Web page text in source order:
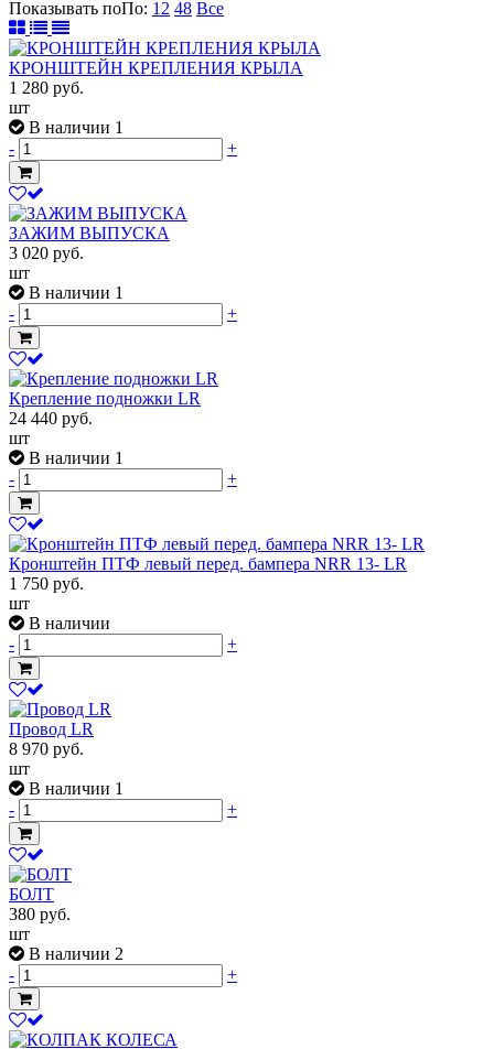
Показывать поПо: 12 48 Все
КРОНШТЕЙН КРЕПЛЕНИЯ КРЫЛА
1 280 руб.
шт
В наличии 1
-
+
ЗАЖИМ ВЫПУСКА
3 020 руб.
шт
В наличии 1
-
+
Крепление подножки LR
24 440 руб.
шт
В наличии 1
-
+
Кронштейн ПТФ левый перед. бампера NRR 13- LR
1 750 руб.
шт
В наличии
-
+
Провод LR
8 970 руб.
шт
В наличии 1
-
+
БОЛТ
380 руб.
шт
В наличии 2
-
+